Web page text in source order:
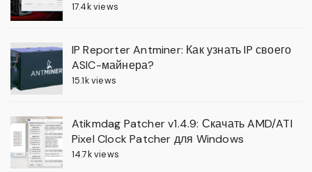
17.4k views
IP Reporter Antminer: Как узнать IP своего
ASIC-майнера?
15.1k views
Atikmdag Patcher v1.4.9: Скачать AMD/ATI
Pixel Clock Patcher для Windows
14.7k views